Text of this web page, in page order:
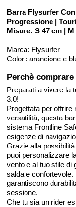
Barra Flysurfer
Progressione |
Misure: S 47 cm |
Marca: Flysurfer
Colori: arancione e
Perchè
Preparati a vivere la
3.0!
Progettata per
versatilità, questa
sistema Frontline
esigenze di
Grazie alla
puoi personalizzare
vento e al tuo stile di
salda e confortevole,
garantiscono
sessione.
Che tu sia un rider